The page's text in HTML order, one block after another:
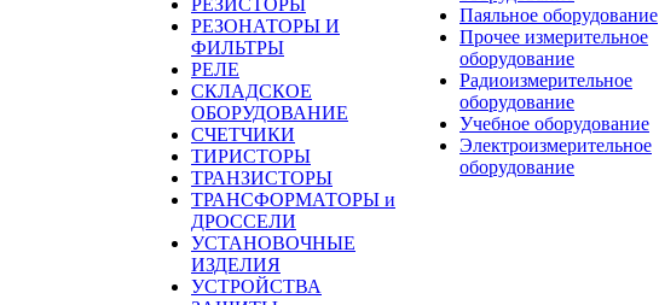
РЕЗИСТОРЫ
РЕЗОНАТОРЫ И
ФИЛЬТРЫ
РЕЛЕ
СКЛАДСКОЕ
ОБОРУДОВАНИЕ
СЧЕТЧИКИ
ТИРИСТОРЫ
ТРАНЗИСТОРЫ
ТРАНСФОРМАТОРЫ и
ДРОССЕЛИ
УСТАНОВОЧНЫЕ
ИЗДЕЛИЯ
УСТРОЙСТВА
Паяльное оборудование
Прочее измерительное
оборудование
Радиоизмерительное
оборудование
Учебное оборудование
Электроизмерительное
оборудование